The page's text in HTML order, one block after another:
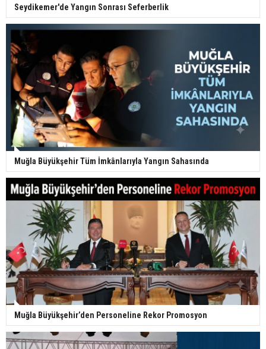
Seydikemer'de Yangın Sonrası Seferberlik
Muğla Büyükşehir Tüm İmkânlarıyla Yangın Sahasında
Muğla Büyükşehir’den Personeline Rekor Promosyon